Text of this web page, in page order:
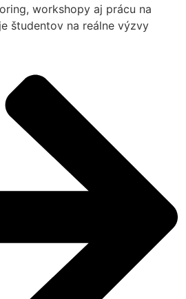
workshopy aj prácu na
študentov na reálne výzvy